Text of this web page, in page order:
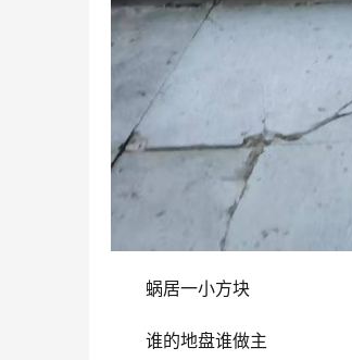
蜗居一小方块
谁的地盘谁做主